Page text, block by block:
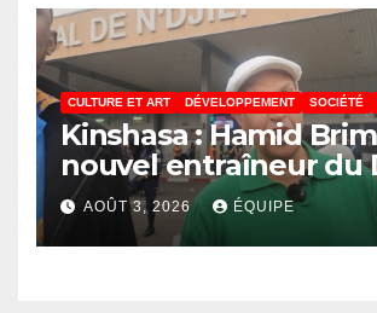
CULTURE ET ART DÉVELOPPEMENT SOCIÉTÉ
Kinshasa : Hamid
nouvel entraîneur du
Virunga sur place,
préparatifs de la
Confédération de la
AOÛT 3, 2026 ÉQUIPE